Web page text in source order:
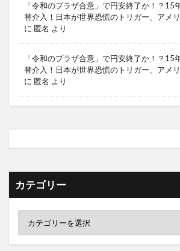
「令和のプラザ合意」で円安終了か！？15
替介入！日本が世界恐慌のトリガー、アメ
に 匿名 より
「令和のプラザ合意」で円安終了か！？15
替介入！日本が世界恐慌のトリガー、アメ
に 匿名 より
カテゴリー